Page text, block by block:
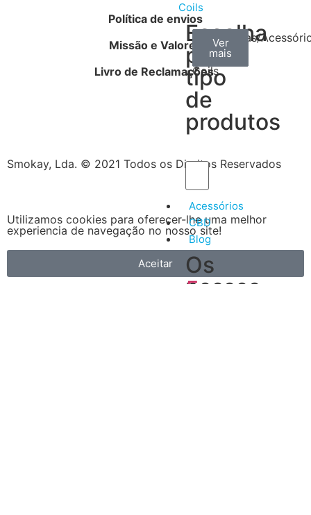
Coils
Escolha
por
tipo
de
produtos
Arame
Coils
Ver
mais
Algodão
Ver
mais
Ferramentas/
Ver
mais
Acessórios
CBD
Blog
Os
nossos
5
Política de envios
Missão e Valores
Livro de Reclamações
Smokay, Lda. © 2021 Todos os Direitos Reservados
Utilizamos cookies para oferecer-lhe uma melhor
experiencia de navegação no nosso site!
Aceitar